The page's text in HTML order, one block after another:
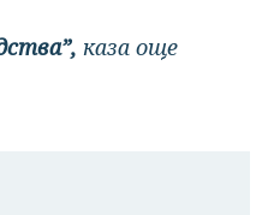
каза още